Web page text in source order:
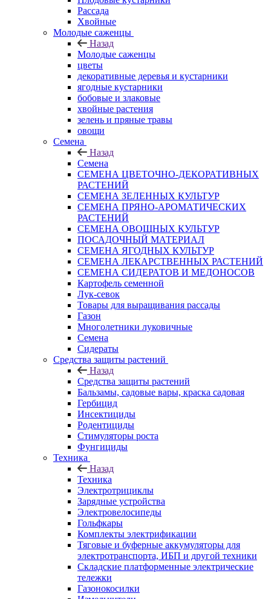
Рассада
Хвойные
Молодые саженцы
Назад
Молодые саженцы
цветы
декоративные деревья и кустарники
ягодные кустарники
бобовые и злаковые
хвойные растения
зелень и пряные травы
овощи
Семена
Назад
Семена
СЕМЕНА ЦВЕТОЧНО-ДЕКОРАТИВНЫХ
РАСТЕНИЙ
СЕМЕНА ЗЕЛЕННЫХ КУЛЬТУР
СЕМЕНА ПРЯНО-АРОМАТИЧЕСКИХ
РАСТЕНИЙ
СЕМЕНА ОВОЩНЫХ КУЛЬТУР
ПОСАДОЧНЫЙ МАТЕРИАЛ
СЕМЕНА ЯГОДНЫХ КУЛЬТУР
СЕМЕНА ЛЕКАРСТВЕННЫХ РАСТЕНИЙ
СЕМЕНА СИДЕРАТОВ И МЕДОНОСОВ
Картофель семенной
Лук-севок
Товары для выращивания рассады
Газон
Многолетники луковичные
Семена
Сидераты
Средства защиты растений
Назад
Средства защиты растений
Бальзамы, садовые вары, краска садовая
Гербицид
Инсектициды
Родентициды
Стимуляторы роста
Фунгициды
Техника
Назад
Техника
Электротрициклы
Зарядные устройства
Электровелосипеды
Гольфкары
Комплекты электрификации
Тяговые и буферные аккумуляторы для
электротранспорта, ИБП и другой техники
Складские платформенные электрические
тележки
Газонокосилки